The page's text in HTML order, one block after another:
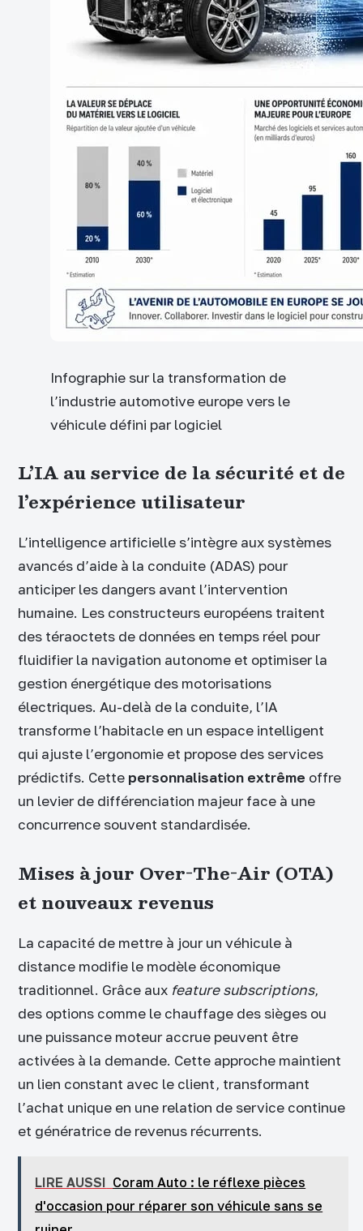
Infographie sur la transformation de
l’industrie automotive europe vers le
véhicule défini par logiciel
L’IA au service de la sécurité et de
l’expérience utilisateur
L’intelligence artificielle s’intègre aux systèmes
avancés d’aide à la conduite (ADAS) pour
anticiper les dangers avant l’intervention
humaine. Les constructeurs européens traitent
des téraoctets de données en temps réel pour
fluidifier la navigation autonome et optimiser la
gestion énergétique des motorisations
électriques. Au-delà de la conduite, l’IA
transforme l’habitacle en un espace intelligent
qui ajuste l’ergonomie et propose des services
prédictifs. Cette personnalisation extrême offre
un levier de différenciation majeur face à une
concurrence souvent standardisée.
Mises à jour Over-The-Air (OTA)
et nouveaux revenus
La capacité de mettre à jour un véhicule à
distance modifie le modèle économique
traditionnel. Grâce aux feature subscriptions,
des options comme le chauffage des sièges ou
une puissance moteur accrue peuvent être
activées à la demande. Cette approche maintient
un lien constant avec le client, transformant
l’achat unique en une relation de service continue
et génératrice de revenus récurrents.
LIRE AUSSI Coram Auto : le réflexe pièces
d'occasion pour réparer son véhicule sans se